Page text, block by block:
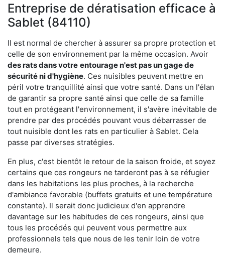
Entreprise de dératisation efficace à
Sablet (84110)
Il est normal de chercher à assurer sa propre protection et
celle de son environnement par la même occasion. Avoir
des rats dans votre entourage n'est pas un gage de
sécurité ni d'hygiène. Ces nuisibles peuvent mettre en
péril votre tranquillité ainsi que votre santé. Dans un l'élan
de garantir sa propre santé ainsi que celle de sa famille
tout en protégeant l'environnement, il s'avère inévitable de
prendre par des procédés pouvant vous débarrasser de
tout nuisible dont les rats en particulier à Sablet. Cela
passe par diverses stratégies.
En plus, c'est bientôt le retour de la saison froide, et soyez
certains que ces rongeurs ne tarderont pas à se réfugier
dans les habitations les plus proches, à la recherche
d'ambiance favorable (buffets gratuits et une température
constante). Il serait donc judicieux d'en apprendre
davantage sur les habitudes de ces rongeurs, ainsi que
tous les procédés qui peuvent vous permettre aux
professionnels tels que nous de les tenir loin de votre
demeure.